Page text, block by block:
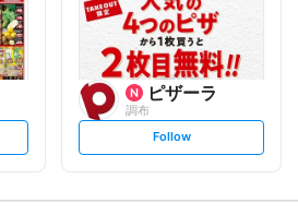
w
ピザーラ
調布
s
t
Follow